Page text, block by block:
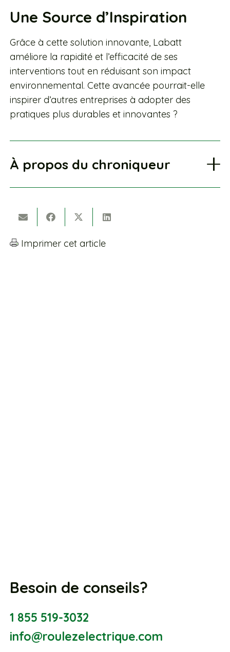
Une Source d’Inspiration
Grâce à cette solution innovante, Labatt
améliore la rapidité et l’efficacité de ses
interventions tout en réduisant son impact
environnemental. Cette avancée pourrait-elle
inspirer d’autres entreprises à adopter des
pratiques plus durables et innovantes ?
À propos du chroniqueur
Imprimer cet article
Besoin de conseils?
1 855 519-3032
info@roulezelectrique.com